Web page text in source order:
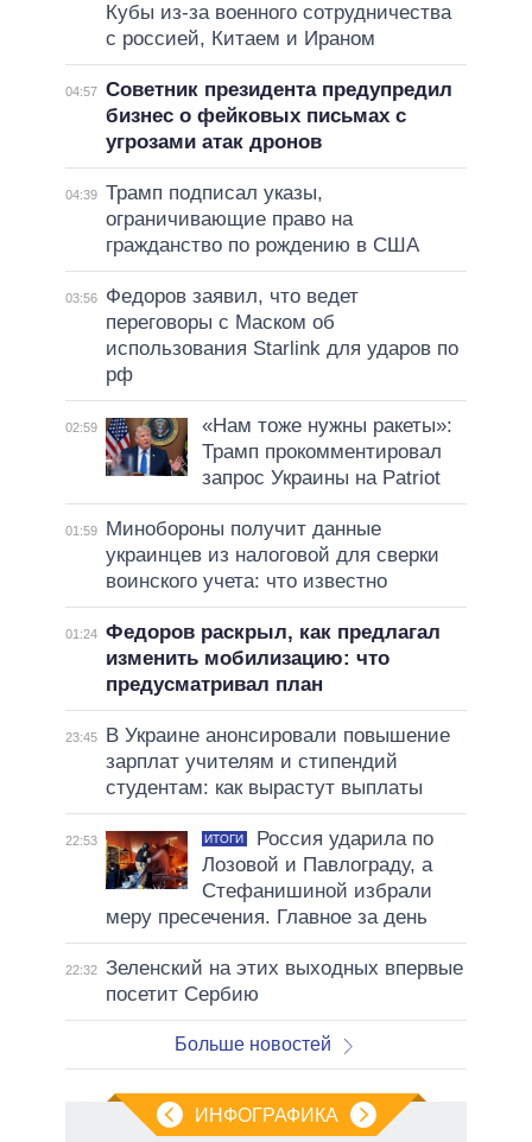
Кубы из-за военного сотрудничества
с россией, Китаем и Ираном
04:57 Советник президента предупредил
бизнес о фейковых письмах с
угрозами атак дронов
04:39 Трамп подписал указы,
ограничивающие право на
гражданство по рождению в США
03:56
Федоров заявил, что ведет
переговоры с Маском об
использования Starlink для ударов по
рф
02:59
«Нам тоже нужны ракеты»:
Трамп прокомментировал
запрос Украины на Patriot
01:59
Минобороны получит данные
украинцев из налоговой для сверки
воинского учета: что известно
01:24 Федоров раскрыл, как предлагал
изменить мобилизацию: что
предусматривал план
23:45
В Украине анонсировали повышение
зарплат учителям и стипендий
студентам: как вырастут выплаты
22:53 ИТОГИ
Россия ударила по
Лозовой и Павлограду, а
Стефанишиной избрали
меру пресечения. Главное за день
22:32 Зеленский на этих выходных впервые
посетит Сербию
Больше новостей
ИНФОГРАФИКА